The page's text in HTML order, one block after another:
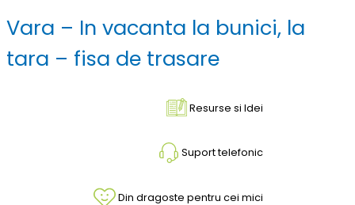
Vara – In vacanta la bunici, la
tara – fisa de trasare
Resurse si Idei
Suport telefonic
Din dragoste pentru cei mici